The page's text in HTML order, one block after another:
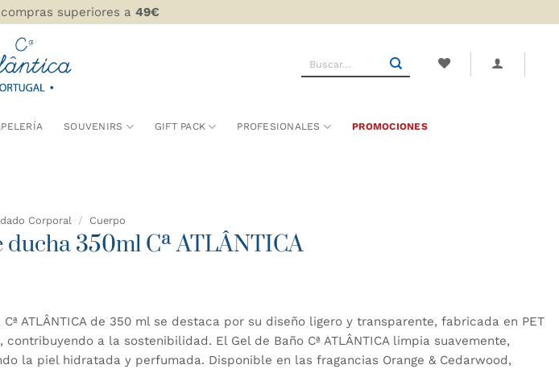
compras superiores a 49€
SOUVENIRS GIFT PACK PROFESIONALES PROMOCIONES
Corporal / Cuerpo
ducha 350ml Cª ATLÂNTICA
ATLÂNTICA de 350 ml se destaca por su diseño ligero y transparente, fabricada en PET
contribuyendo a la sostenibilidad. El Gel de Baño Cª ATLÂNTICA limpia suavemente,
la piel hidratada y perfumada. Disponible en las fragancias Orange & Cedarwood,